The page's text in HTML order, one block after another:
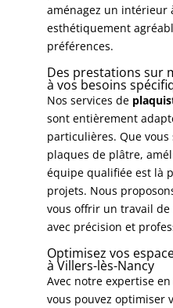
aménagez un intérieur
esthétiquement
préférences.
Des prestations sur
à vos besoins
Nos services de
sont entièrement
particulières. Que
plaques de plâtre,
équipe qualifiée est là
projets. Nous
vous offrir un travail
avec précision et
Optimisez vos
à Villers-lès-Nancy
Avec notre expertise
vous pouvez optimiser